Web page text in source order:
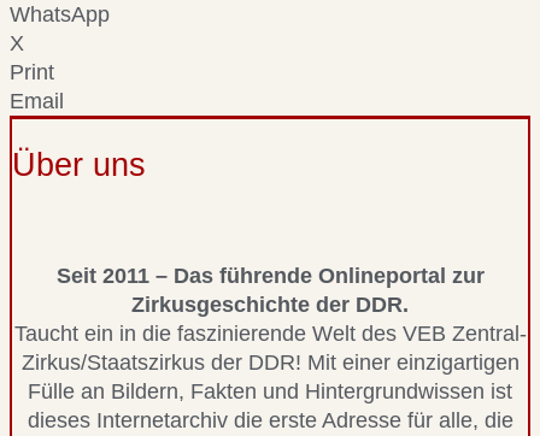
WhatsApp
X
Print
Email
Über uns
Seit 2011 – Das führende Onlineportal zur
Zirkusgeschichte der DDR.
Taucht ein in die faszinierende Welt des VEB Zentral-
Zirkus/Staatszirkus der DDR! Mit einer einzigartigen
Fülle an Bildern, Fakten und Hintergrundwissen ist
dieses Internetarchiv die erste Adresse für alle, die